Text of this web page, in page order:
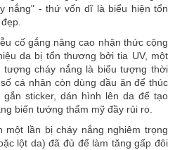
nắng" - thứ vốn dĩ là biểu hiện tổn
cố gắng nâng cao nhận thức cộng
da bị tổn thương bởi tia UV, một
cháy nắng là biểu tượng thời
cá nhân còn dùng dầu ăn để thúc
sticker, dán hình lên da để tạo
biến tướng thẩm mỹ đầy rủi ro.
một lần bị cháy nắng nghiêm trọng
lột da) đã đủ để làm tăng gấp đôi